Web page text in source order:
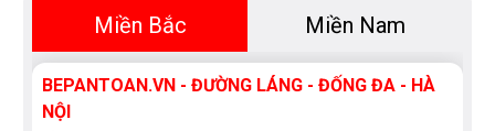
Miền Bắc Miền Nam
BEPANTOAN.VN - ĐƯỜNG LÁNG - ĐỐNG ĐA - HÀ
NỘI